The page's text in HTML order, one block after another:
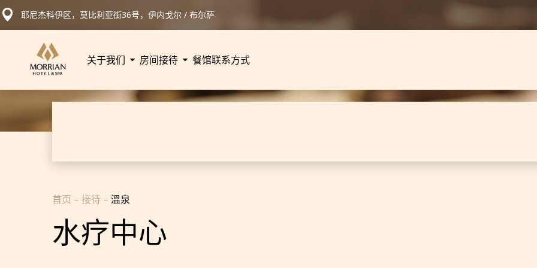
耶尼杰科伊区，莫比利亚街36号，伊内戈尔 / 布尔萨
关于我们 房间接待 餐馆联系方式
首页 – 接待 – 溫泉
水疗中心